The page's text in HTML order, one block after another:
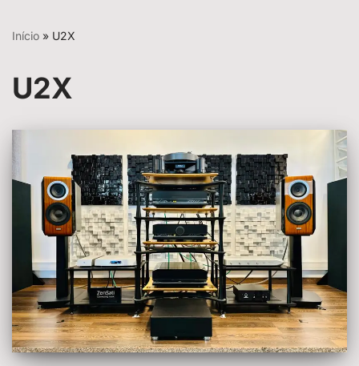
Início » U2X
U2X